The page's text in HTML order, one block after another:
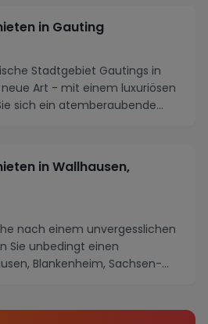
in Gauting
Stadtgebiet Gautings in
Art - mit einem luxuriösen
sich ein atemberaubende...
in Wallhausen,
nach einem unvergesslichen
Sie unbedingt einen
Blankenheim, Sachsen-